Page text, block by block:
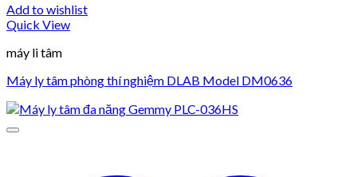
Add to wishlist
Quick View
máy li tâm
Máy ly tâm phòng thí nghiệm DLAB Model DM0636